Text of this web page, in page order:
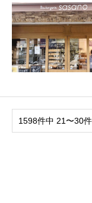
1598件中 21〜30